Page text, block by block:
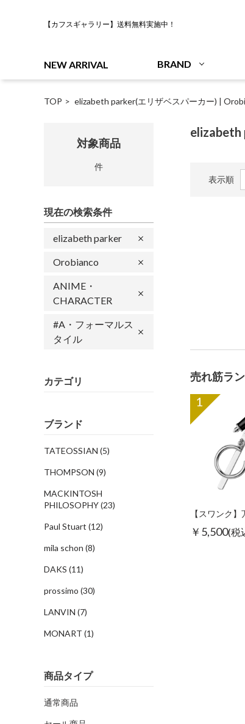
【カフスギャラリー】送料無料実施中！
NEW ARRIVAL BRAND
TOP elizabeth parker(エリザベスパーカー) |
対象商品
件
現在の検索条件
elizabeth parker
Orobianco
ANIME・
CHARACTER
#A・フォーマルス
タイル
カテゴリ
ブランド
TATEOSSIAN (5)
THOMPSON (9)
MACKINTOSH
PHILOSOPHY(23)
Paul Stuart (12)
mila schon (8)
DAKS (11)
prossimo (30)
LANVIN (7)
MONART (1)
商品タイプ
通常商品
elizabeth
表示順
売れ筋ラ
1
￥5,500(税